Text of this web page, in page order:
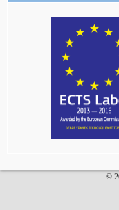
©